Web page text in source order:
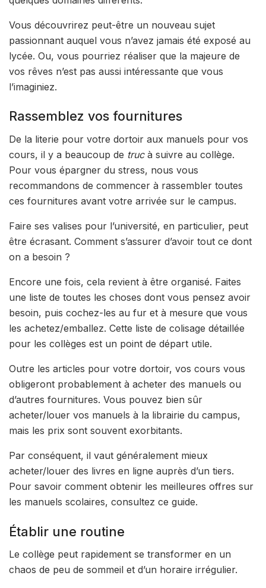
Vous découvrirez peut-être un nouveau sujet
passionnant auquel vous n’avez jamais été exposé au
lycée. Ou, vous pourriez réaliser que la majeure de
vos rêves n’est pas aussi intéressante que vous
l’imaginiez.
Rassemblez vos fournitures
De la literie pour votre dortoir aux manuels pour vos
cours, il y a beaucoup de truc à suivre au collège.
Pour vous épargner du stress, nous vous
recommandons de commencer à rassembler toutes
ces fournitures avant votre arrivée sur le campus.
Faire ses valises pour l’université, en particulier, peut
être écrasant. Comment s’assurer d’avoir tout ce dont
on a besoin ?
Encore une fois, cela revient à être organisé. Faites
une liste de toutes les choses dont vous pensez avoir
besoin, puis cochez-les au fur et à mesure que vous
les achetez/emballez. Cette liste de colisage détaillée
pour les collèges est un point de départ utile.
Outre les articles pour votre dortoir, vos cours vous
obligeront probablement à acheter des manuels ou
d’autres fournitures. Vous pouvez bien sûr
acheter/louer vos manuels à la librairie du campus,
mais les prix sont souvent exorbitants.
Par conséquent, il vaut généralement mieux
acheter/louer des livres en ligne auprès d’un tiers.
Pour savoir comment obtenir les meilleures offres sur
les manuels scolaires, consultez ce guide.
Établir une routine
Le collège peut rapidement se transformer en un
chaos de peu de sommeil et d’un horaire irrégulier.